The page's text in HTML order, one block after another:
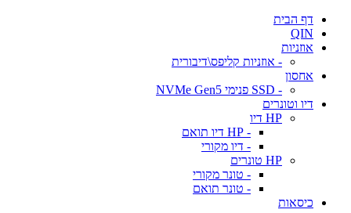
דף הבית
QIN
אוזניות
- אוזניות קליפס\דיבורית
אחסון
- SSD פנימי NVMe Gen5
דיו וטונרים
HP דיו
- HP דיו תואם
- דיו מקורי
HP טונרים
- טונר מקורי
- טונר תואם
כיסאות